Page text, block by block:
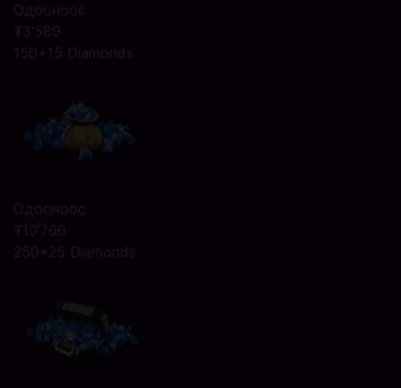
Одооноос
₮3'589
150+15 Diamonds
Одооноос
₮10'766
250+25 Diamonds